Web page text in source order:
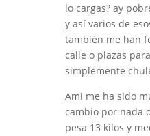
lo cargas? ay
y así varios de
también me han
calle o plazas
simplemente
Ami me ha sido
cambio por nada
pesa 13 kilos y